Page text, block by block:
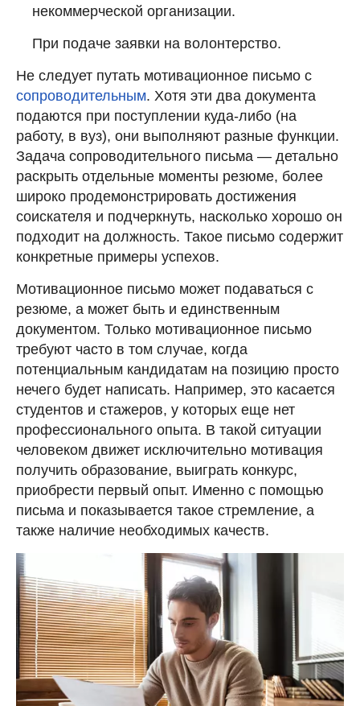
некоммерческой организации.
При подаче заявки на волонтерство.
Не следует путать мотивационное письмо с
сопроводительным. Хотя эти два документа
подаются при поступлении куда-либо (на
работу, в вуз), они выполняют разные функции.
Задача сопроводительного письма — детально
раскрыть отдельные моменты резюме, более
широко продемонстрировать достижения
соискателя и подчеркнуть, насколько хорошо он
подходит на должность. Такое письмо содержит
конкретные примеры успехов.
Мотивационное письмо может подаваться с
резюме, а может быть и единственным
документом. Только мотивационное письмо
требуют часто в том случае, когда
потенциальным кандидатам на позицию просто
нечего будет написать. Например, это касается
студентов и стажеров, у которых еще нет
профессионального опыта. В такой ситуации
человеком движет исключительно мотивация
получить образование, выиграть конкурс,
приобрести первый опыт. Именно с помощью
письма и показывается такое стремление, а
также наличие необходимых качеств.